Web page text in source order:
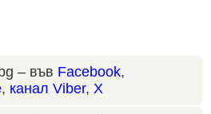
– във Facebook,
, канал Viber, X